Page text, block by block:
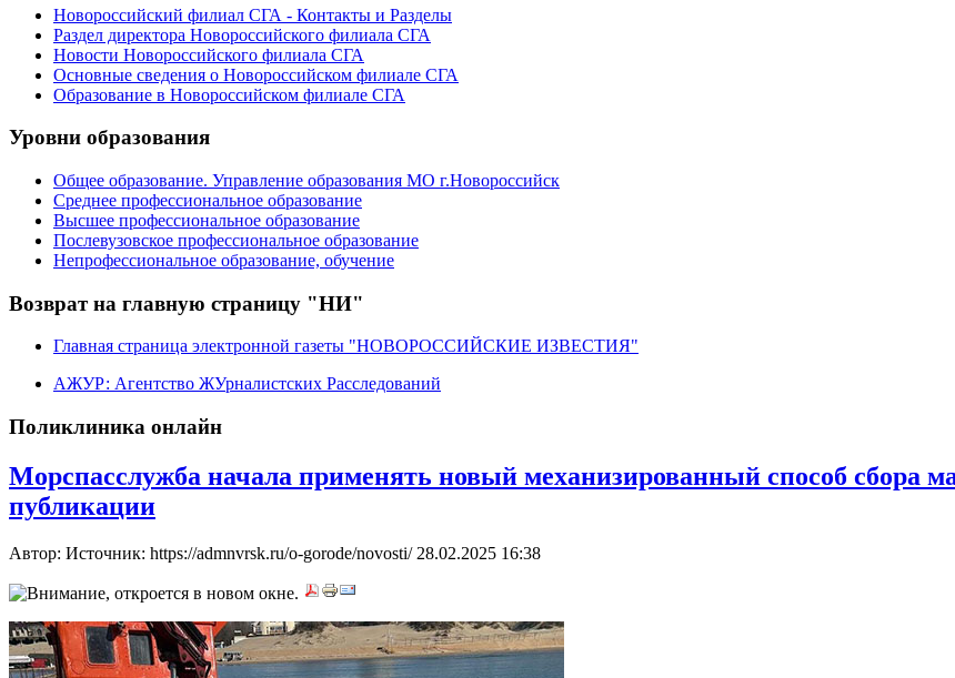
Новороссийский филиал СГА - Контакты и Разделы
Раздел директора Новороссийского филиала СГА
Новости Новороссийского филиала СГА
Основные сведения о Новороссийском филиале СГА
Образование в Новороссийском филиале СГА
Уровни образования
Общее образование. Управление образования МО г.Новороссийск
Среднее профессиональное образование
Высшее профессиональное образование
Послевузовское профессиональное образование
Непрофессиональное образование, обучение
Возврат на главную страницу "НИ"
Главная страница электронной газеты "НОВОРОССИЙСКИЕ ИЗВЕСТИЯ"
АЖУР: Агентство ЖУрналистских Расследований
Поликлиника онлайн
Морспасслужба начала применять новый механизированный способ сбора
публикации
Автор: Источник: https://admnvrsk.ru/o-gorode/novosti/ 28.02.2025 16:38